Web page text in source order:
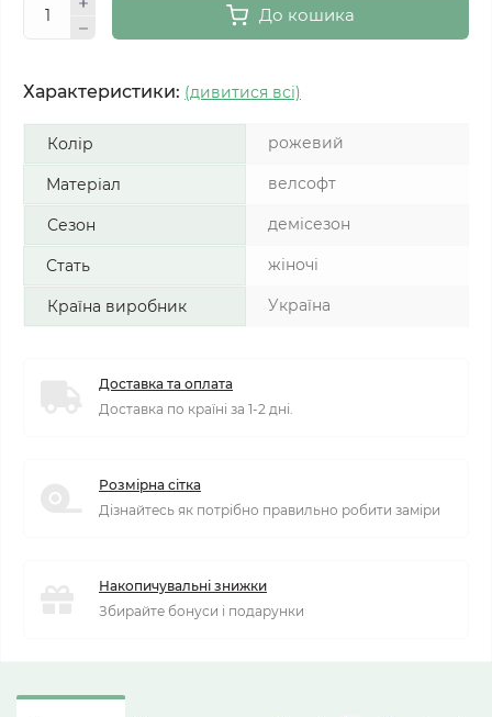
До кошика
Характеристики: (дивитися всі)
Колір рожевий
Матеріал велсофт
Сезон демісезон
Стать жіночі
Країна виробник Україна
Доставка та оплата
Доставка по країні за 1-2 дні.
Розмірна сітка
Дізнайтесь як потрібно правильно робити заміри
Накопичувальні знижки
Збирайте бонуси і подарунки